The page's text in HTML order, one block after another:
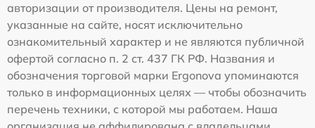
авторизации от производителя. Цены на ремонт,
указанные на сайте, носят исключительно
ознакомительный характер и не являются публичной
офертой согласно п. 2 ст. 437 ГК РФ. Названия и
обозначения торговой марки Ergonova упоминаются
только в информационных целях — чтобы обозначить
перечень техники, с которой мы работаем. Наша